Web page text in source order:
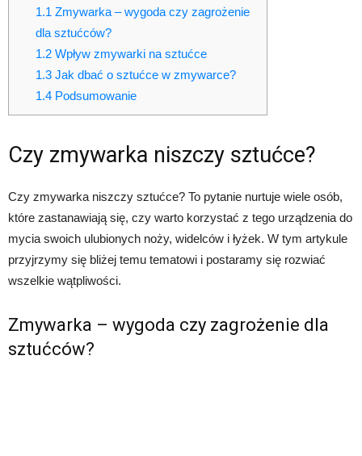
1.1 Zmywarka – wygoda czy zagrożenie
dla sztućców?
1.2Wpływ zmywarki na sztućce
1.3Jak dbać o sztućce w zmywarce?
1.4Podsumowanie
Czy zmywarka niszczy sztućce?
Czy zmywarka niszczy sztućce? To pytanie nurtuje wiele osób,
które zastanawiają się, czy warto korzystać z tego urządzenia do
mycia swoich ulubionych noży, widelców i łyżek. W tym artykule
przyjrzymy się bliżej temu tematowi i postaramy się rozwiać
wszelkie wątpliwości.
Zmywarka – wygoda czy zagrożenie dla
sztućców?